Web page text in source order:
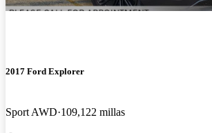
2017 Ford Explorer
Sport AWD 109,122 millas